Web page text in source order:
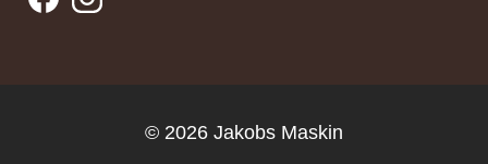
© 2026 Jakobs Maskin